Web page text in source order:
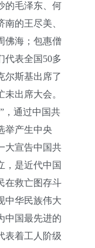
的毛泽东、何
的王尽美、
佛海；包惠僧
代表全国50多
尔斯基出席了
出席大会。
，通过中国共
举产生中央
大宣告中国共
，是近代中国
在救亡图存斗
中华民族伟大
中国最先进的
着工人阶级